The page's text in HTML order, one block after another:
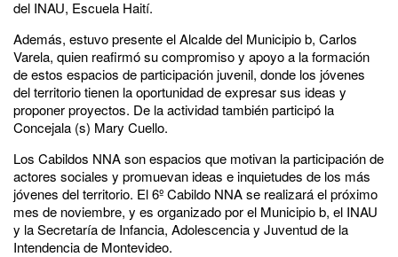
del INAU, Escuela Haití.
Además, estuvo presente el Alcalde del Municipio b, Carlos
Varela, quien reafirmó su compromiso y apoyo a la formación
de estos espacios de participación juvenil, donde los jóvenes
del territorio tienen la oportunidad de expresar sus ideas y
proponer proyectos. De la actividad también participó la
Concejala (s) Mary Cuello.
Los Cabildos NNA son espacios que motivan la participación de
actores sociales y promuevan ideas e inquietudes de los más
jóvenes del territorio. El 6º Cabildo NNA se realizará el próximo
mes de noviembre, y es organizado por el Municipio b, el INAU
y la Secretaría de Infancia, Adolescencia y Juventud de la
Intendencia de Montevideo.